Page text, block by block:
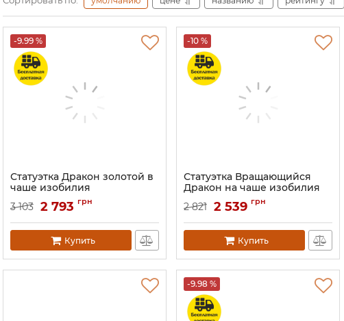
-9.99 %
Статуэтка Дракон золотой в
чаше изобилия
Артикул: 9260051
3 103 2 793 грн
Купить
-10 %
Статуэтка Вращающийся
Дракон на чаше изобилия
Артикул: 9260050
2 821 2 539 грн
Купить
-9.98 %